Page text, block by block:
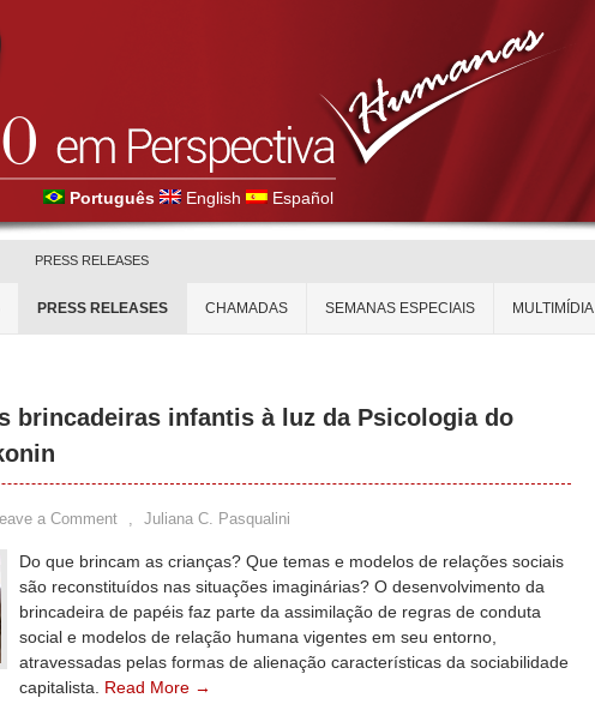
Português English Español
PRESS RELEASES
PRESS RELEASES CHAMADAS SEMANAS ESPECIAIS MULTIMÍDIA
brincadeiras infantis à luz da Psicologia do
a Comment , Juliana C. Pasqualini
Do que brincam as crianças? Que temas e modelos de relações sociais
são reconstituídos nas situações imaginárias? O desenvolvimento da
brincadeira de papéis faz parte da assimilação de regras de conduta
social e modelos de relação humana vigentes em seu entorno,
atravessadas pelas formas de alienação características da sociabilidade
capitalista. Read More →